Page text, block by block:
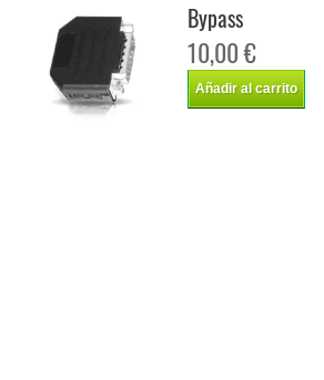
Bypass
10,00 €
Añadir al carrito